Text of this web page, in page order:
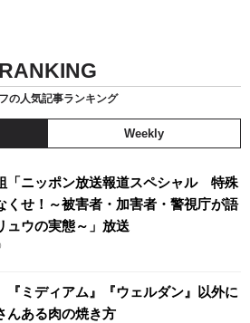
RANKING
の人気記事ランキング
Weekly
「ニッポン放送報道スペシャル 特殊
くせ！～被害者・加害者・警視庁が語
ュウの実態～」放送
『ミディアム』『ウェルダン』以外に
んある肉の焼き方